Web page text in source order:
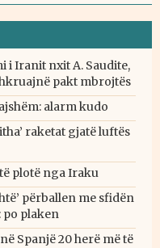
i Iranit nxit A. Saudite,
pakt mbrojtës
alarm kudo
raketat gjatë luftës
plotë nga Iraku
përballen me sfidën
po plaken
Spanjë 20 herë më të